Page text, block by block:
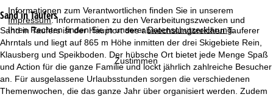
Informationen zum Verantwortlichen finden Sie in unserem
Impressum. Informationen zu den Verarbeitungszwecken und
Ihren Rechten finden Sie in unsererDatenschutzerklärung.
Zustimmen
r
s
Sand in Taufers
Sand in Taufers ist der Hauptort des abwechslungsreichen Tauferer
Ahrntals und liegt auf 865 m Höhe inmitten der drei Skigebiete Rein,
Klausberg und Speikboden. Der hübsche Ort bietet jede Menge Spaß
und Action für die ganze Familie und lockt jährlich zahlreiche Besucher
an. Für ausgelassene Urlaubsstunden sorgen die verschiedenen
Themenwochen, die das ganze Jahr über organisiert werden. Zudem